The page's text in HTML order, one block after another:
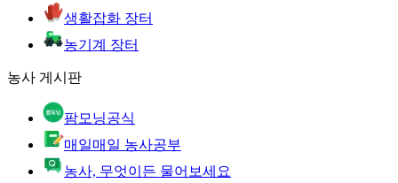
생활잡화 장터
농기계 장터
농사 게시판
팜모닝공식
매일매일 농사공부
농사, 무엇이든 물어보세요